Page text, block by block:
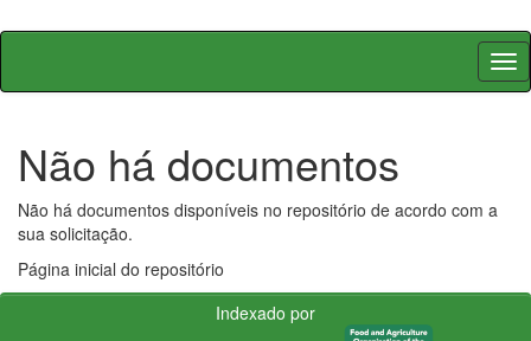
Skip
Não há documentos
Não há documentos disponíveis no repositório de acordo com a
sua solicitação.
Página inicial do repositório
Indexado por